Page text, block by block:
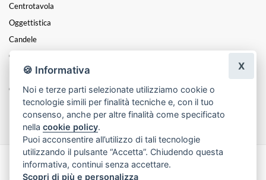
Centrotavola
Oggettistica
Candele
Coroncine Di Alloro Laurea
Laurea
Coroncina Di Fiori
Funebre
Made with byInfoser.it- Realizzazione Siti ecommerce per Fioristi
🍪 Informativa
Noi e terze parti selezionate utilizziamo cookie o
tecnologie simili per finalità tecniche e, con il tuo
consenso, anche per altre finalità come specificato
nellacookie policy.
Puoi acconsentire all’utilizzo di tali tecnologie
utilizzando il pulsante “Accetta”. Chiudendo questa
informativa, continui senza accettare.
Scopri di più e personalizza
X